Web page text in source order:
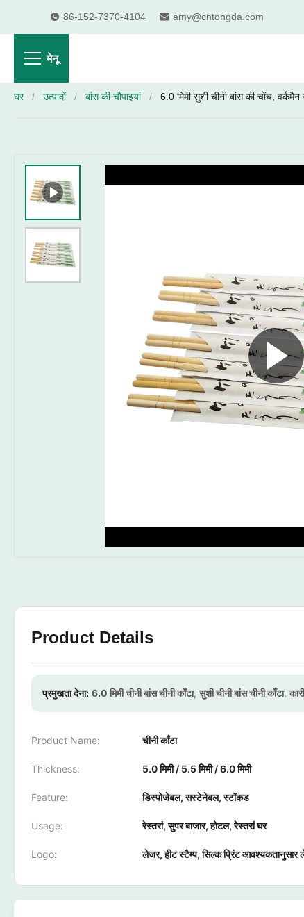
86-152-7370-4104 amy@cntongda.com
मेनू
घर / उत्पादों / बांस की चौपाइयां / 6.0 मिमी सुशी चीनी बांस की चोंच,
Product Details
प्रमुखता देना: 6.0 मिमी चीनी बांस चीनी काँटा, सुशी चीनी बांस चीनी काँटा,
Product Name: चीनी काँटा
Thickness: 5.0 मिमी / 5.5 मिमी / 6.0 मिमी
Feature: डिस्पोजेबल, सस्टेनेबल, स्टॉकड
Usage: रेस्तरां, सुपर बाजार, होटल, रेस्तरां घर
Logo: लेजर, हीट स्टैम्प, सिल्क प्रिंट